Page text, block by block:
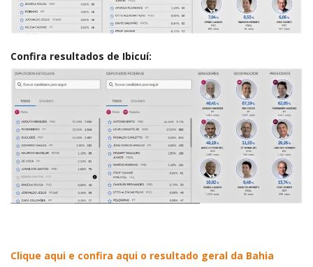
Confira resultados de Ibicuí:
Clique aqui e confira aqui o resultado geral da Bahia